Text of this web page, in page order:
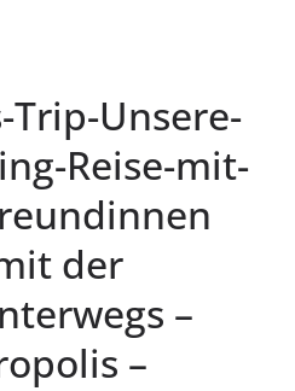
Unsere-
Reise-mit-
der
–
–